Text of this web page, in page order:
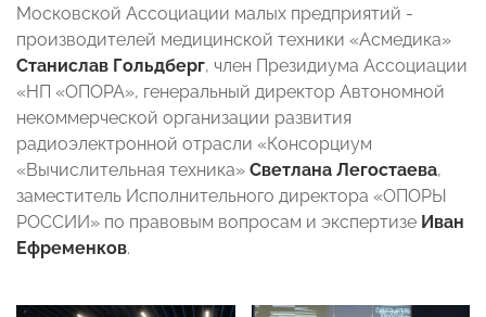
Московской Ассоциации малых предприятий -
производителей медицинской техники «Асмедика»
Станислав Гольдберг, член Президиума Ассоциации
«НП «ОПОРА», генеральный директор Автономной
некоммерческой организации развития
радиоэлектронной отрасли «Консорциум
«Вычислительная техника» Светлана Легостаева,
заместитель Исполнительного директора «ОПОРЫ
РОССИИ» по правовым вопросам и экспертизе Иван
Ефременков.